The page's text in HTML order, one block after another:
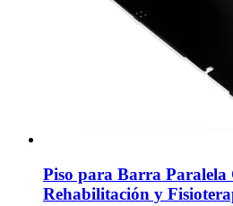
Piso para Barra Paralela
Rehabilitación y